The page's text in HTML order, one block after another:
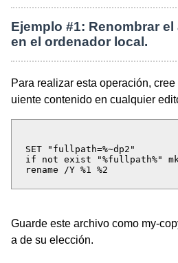
Ejemplo #1: Renombrar
en el ordenador local.
Para realizar esta operación,
uiente contenido en cualquier
SET "fullpath=%~dp2"
if not exist "%fullpath%"
rename /Y %1 %2
Guarde este archivo como my-
a de su elección.